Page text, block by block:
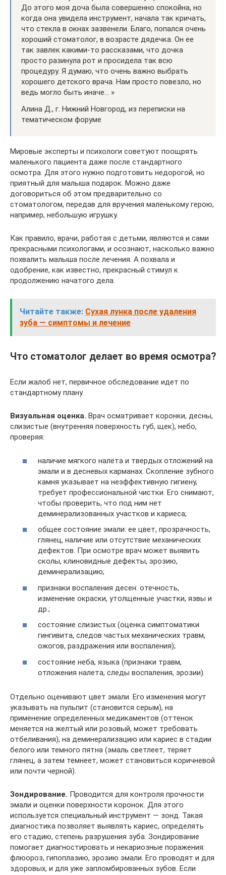
До этого моя доча была совершенно спокойна, но
когда она увидела инструмент, начала так кричать,
что стекла в окнах зазвенели. Благо, попался очень
хороший стоматолог, в возрасте дядечка. Он ее
так завлек какими-то рассказами, что дочка
просто разинула рот и просидела так всю
процедуру. Я думаю, что очень важно выбрать
хорошего детского врача. Нам просто повезло, но
ведь могло быть иначе… »
Алина Д., г. Нижний Новгород, из переписки на
тематическом форуме
Мировые эксперты и психологи советуют поощрять
маленького пациента даже после стандартного
осмотра. Для этого нужно подготовить недорогой, но
приятный для малыша подарок. Можно даже
договориться об этом предварительно со
стоматологом, передав для вручения маленькому герою,
например, небольшую игрушку.
Как правило, врачи, работая с детьми, являются и сами
прекрасными психологами, и осознают, насколько важно
похвалить малыша после лечения. А похвала и
одобрение, как известно, прекрасный стимул к
продолжению начатого дела.
Читайте также: Сухая лунка после удаления
зуба — симптомы и лечение
Что стоматолог делает во время осмотра?
Если жалоб нет, первичное обследование идет по
стандартному плану.
Визуальная оценка. Врач осматривает коронки, десны,
слизистые (внутренняя поверхность губ, щек), небо,
проверяя:
наличие мягкого налета и твердых отложений на
эмали и в десневых карманах. Скопление зубного
камня указывает на неэффективную гигиену,
требует профессиональной чистки. Его снимают,
чтобы проверить, что под ним нет
деминерализованных участков и кариеса;
общее состояние эмали: ее цвет, прозрачность,
глянец, наличие или отсутствие механических
дефектов. При осмотре врач может выявить
сколы, клиновидные дефекты, эрозию,
деминерализацию;
признаки воспаления десен: отечность,
изменение окраски, утолщенные участки, язвы и
др.;
состояние слизистых (оценка симптоматики
гингивита, следов частых механических травм,
ожогов, раздражения или воспаления);
состояние неба, языка (признаки травм,
отложения налета, следы воспаления, эрозии).
Отдельно оценивают цвет эмали. Его изменения могут
указывать на пульпит (становится серым), на
применение определенных медикаментов (оттенок
меняется на желтый или розовый, может требовать
отбеливания), на деминерализацию или кариес в стадии
белого или темного пятна (эмаль светлеет, теряет
глянец, а затем темнеет, может становиться коричневой
или почти черной).
Зондирование. Проводится для контроля прочности
эмали и оценки поверхности коронок. Для этого
используется специальный инструмент — зонд. Такая
диагностика позволяет выявлять кариес, определять
его стадию, степень разрушения зуба. Зондирование
помогает диагностировать и некариозные поражения:
флюороз, гипоплазию, эрозию эмали. Его проводят и для
здоровых, и для уже запломбированных зубов. Если